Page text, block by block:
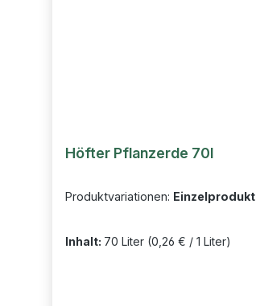
Höfter Pflanzerde 70l
Produktvariationen: Einzelprodukt
Inhalt: 70 Liter (0,26 € / 1 Liter)